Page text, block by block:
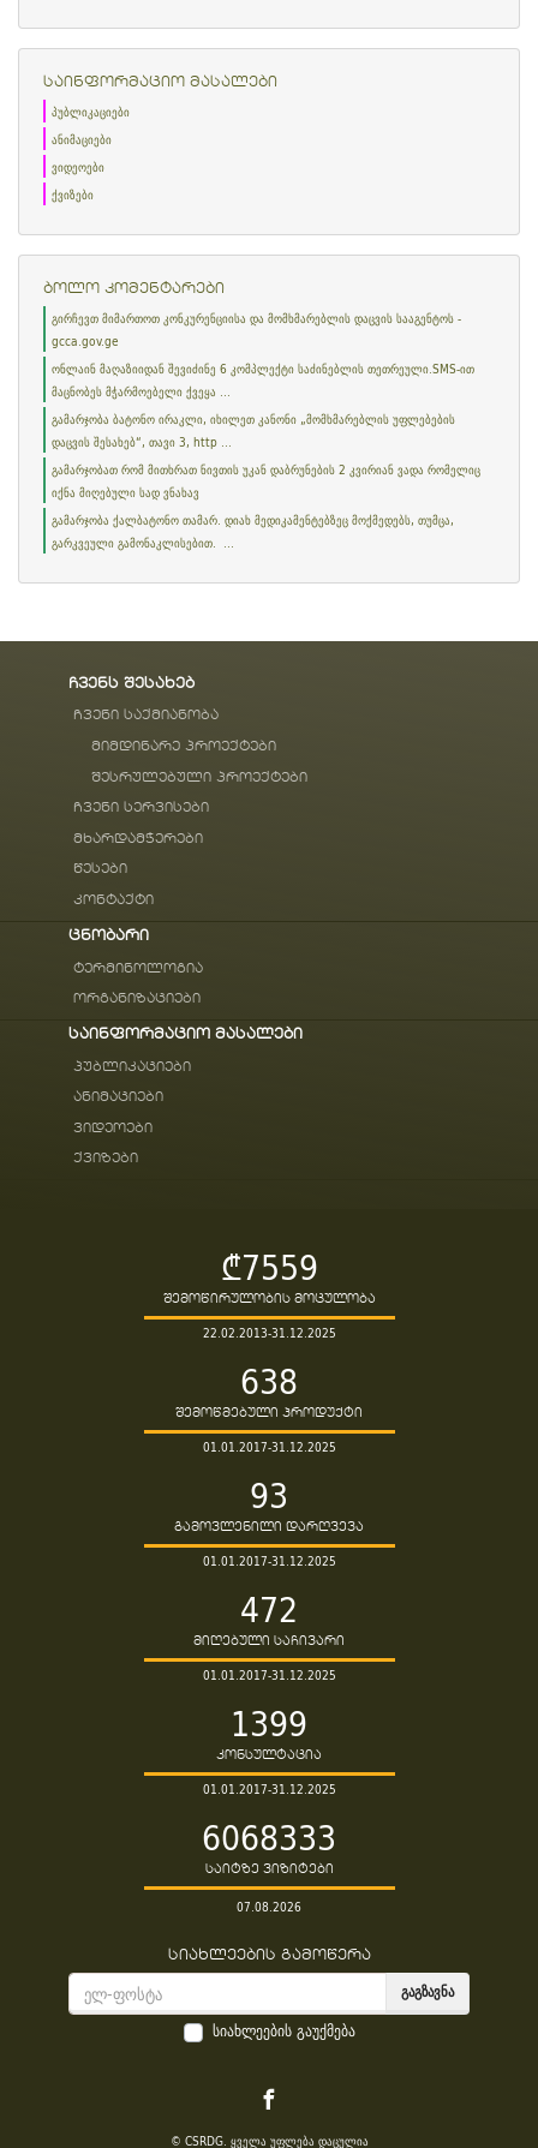
საინფორმაციო მასალები
პუბლიკაციები
ანიმაციები
ვიდეოები
ქვიზები
ბოლო კომენტარები
გირჩევთ მიმართოთ კონკურენციისა და მომხმარებლის დაცვის სააგენტოს -
gcca.gov.ge
ონლაინ მაღაზიიდან შევიძინე 6 კომპლექტი საძინებლის თეთრეული.SMS-ით
მაცნობეს მჭარმოებელი ქვეყა ...
გამარჯობა ბატონო ირაკლი, იხილეთ კანონი „მომხმარებლის უფლებების
დაცვის შესახებ“, თავი 3, http ...
გამარჯობათ რომ მითხრათ ნივთის უკან დაბრუნების 2 კვირიან ვადა რომელიც
იქნა მიღებული სად ვნახავ
გამარჯობა ქალბატონო თამარ. დიახ მედიკამენტებზეც მოქმედებს, თუმცა,
გარკვეული გამონაკლისებით. ...
ჩვენს შესახებ
ჩვენი საქმიანობა
მიმდინარე პროექტები
შესრულებული პროექტები
ჩვენი სერვისები
მხარდამჭერები
წესები
კონტაქტი
ცნობარი
ტერმინოლოგია
ორგანიზაციები
საინფორმაციო მასალები
პუბლიკაციები
ანიმაციები
ვიდეოები
ქვიზები
₾7559
შემოწირულობის მოცულობა
22.02.2013-31.12.2025
638
შემოწმებული პროდუქტი
01.01.2017-31.12.2025
93
გამოვლენილი დარღვევა
01.01.2017-31.12.2025
472
მიღებული საჩივარი
01.01.2017-31.12.2025
1399
კონსულტაცია
01.01.2017-31.12.2025
6068333
საიტზე ვიზიტები
07.08.2026
სიახლეების გამოწერა
ᲒᲐᲒᲖᲐᲕᲜᲐ
სიახლეების გაუქმება
© CSRDG. ყველა უფლება დაცულია